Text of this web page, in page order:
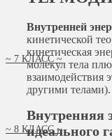
~ 7 КЛАСС ~
~ 8 КЛАСС ~
Внутренней
кинетической
кинетическая
молекул тела
взаимодействия
другими телами).
Внутренняя
идеального